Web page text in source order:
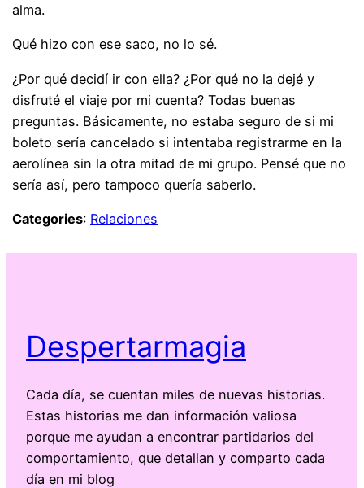
alma.
Qué hizo con ese saco, no lo sé.
¿Por qué decidí ir con ella? ¿Por qué no la dejé y
disfruté el viaje por mi cuenta? Todas buenas
preguntas. Básicamente, no estaba seguro de si mi
boleto sería cancelado si intentaba registrarme en la
aerolínea sin la otra mitad de mi grupo. Pensé que no
sería así, pero tampoco quería saberlo.
Categories: Relaciones
Despertarmagia
Cada día, se cuentan miles de nuevas historias.
Estas historias me dan información valiosa
porque me ayudan a encontrar partidarios del
comportamiento, que detallan y comparto cada
día en mi blog